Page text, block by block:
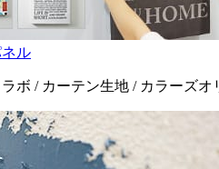
ル
ボ / カーテン生地 / カラーズオ